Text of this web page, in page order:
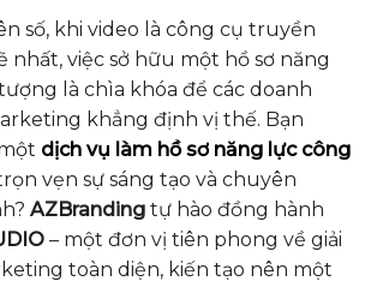
số, khi video là công cụ truyền
nhất, việc sở hữu một hồ sơ năng
là chìa khóa để các doanh
khẳng định vị thế. Bạn
dịch vụ làm hồ sơ năng lực công
vẹn sự sáng tạo và chuyên
AZBranding tự hào đồng hành
– một đơn vị tiên phong về giải
toàn diện, kiến tạo nên một